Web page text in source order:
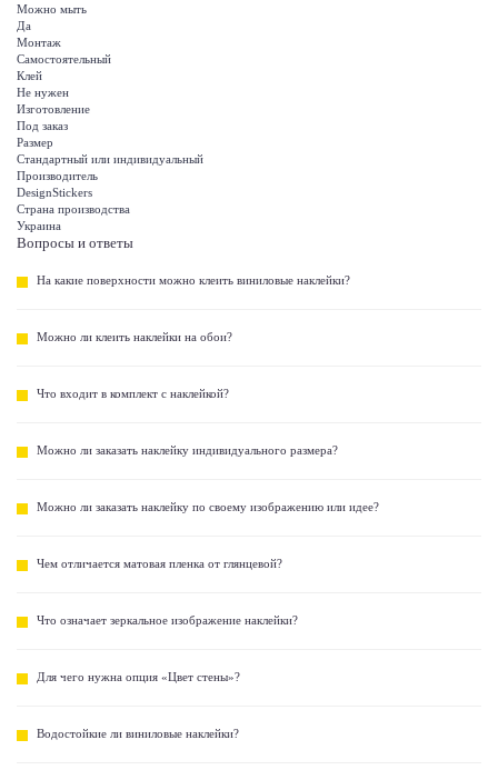
Можно мыть
Да
Монтаж
Самостоятельный
Клей
Не нужен
Изготовление
Под заказ
Размер
Стандартный или индивидуальный
Производитель
DesignStickers
Страна производства
Украина
Вопросы и ответы
На какие поверхности можно клеить виниловые наклейки?
Можно ли клеить наклейки на обои?
Что входит в комплект с наклейкой?
Можно ли заказать наклейку индивидуального размера?
Можно ли заказать наклейку по своему изображению или идее?
Чем отличается матовая пленка от глянцевой?
Что означает зеркальное изображение наклейки?
Для чего нужна опция «Цвет стены»?
Водостойкие ли виниловые наклейки?